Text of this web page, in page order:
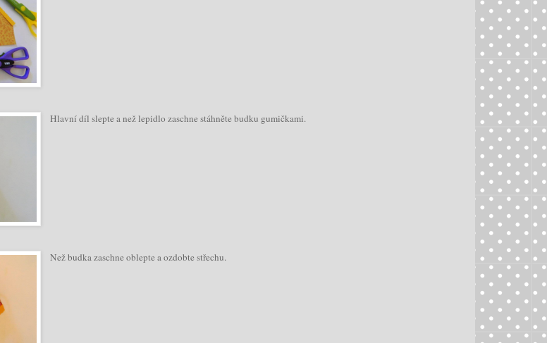
Hlavní díl slepte a než lepidlo zaschne stáhněte budku gumičkami.
Než budka zaschne oblepte a ozdobte střechu.